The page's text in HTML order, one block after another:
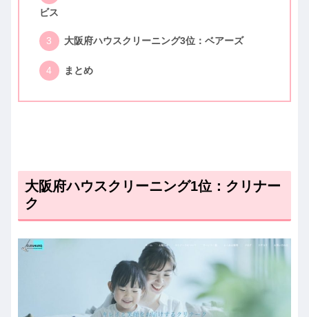
ビス
大阪府ハウスクリーニング3位：ベアーズ
まとめ
大阪府ハウスクリーニング1位：クリナー
ク